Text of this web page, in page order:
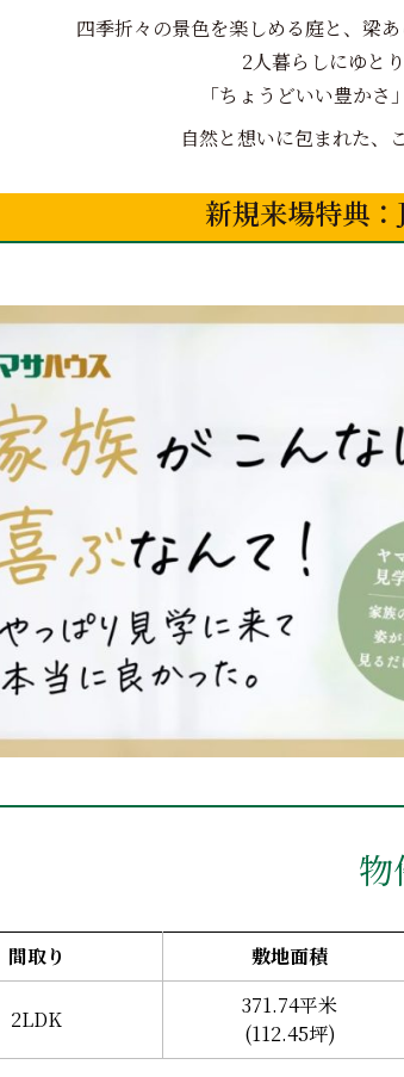
四季折々の景色を楽しめる庭と、梁
2人暮らしにゆと
「ちょうどいい豊かさ
自然と想いに包まれた、
新規来場特典
物
間取り 敷地面積
2LDK
371.74平米
(112.45坪)